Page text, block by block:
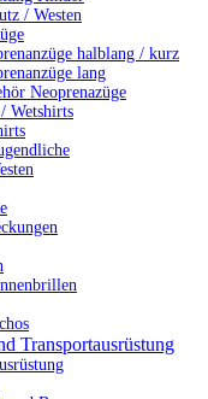
/ Westen
halblang / kurz
lang
Neoprenazüge
Wetshirts
Transportausrüstung